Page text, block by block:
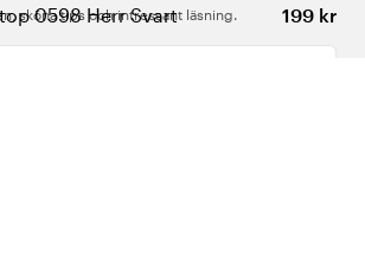
0598 Herr Svart 199 kr
sköna tips och intressant läsning.